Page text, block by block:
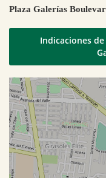
Plaza Galerías
Indicaciones